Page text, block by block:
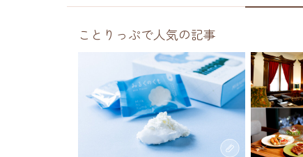
ことりっぷで人気の記事